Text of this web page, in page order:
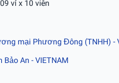
vỉ x 10 viên
mại Phương Đông (TNHH) -
Bảo An - VIETNAM